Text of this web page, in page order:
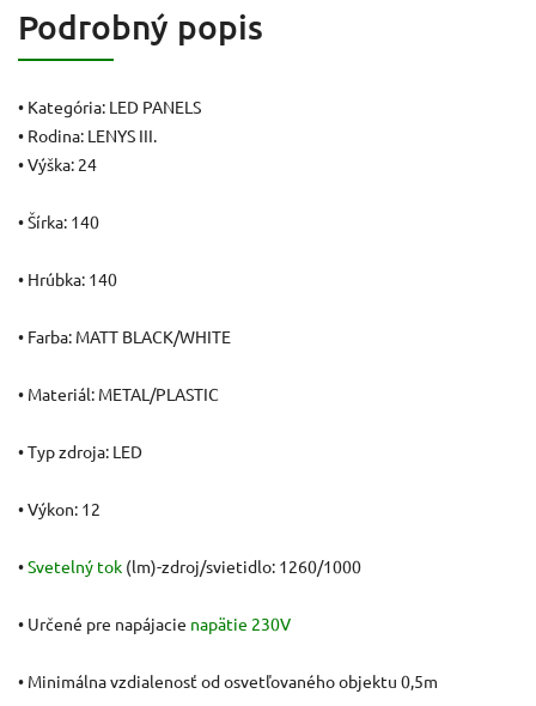
Podrobný popis
• Kategória: LED PANELS
• Rodina: LENYS III.
• Výška: 24
• Šírka: 140
• Hrúbka: 140
• Farba: MATT BLACK/WHITE
• Materiál: METAL/PLASTIC
• Typ zdroja: LED
• Výkon: 12
•Svetelný tok (lm)-zdroj/svietidlo: 1260/1000
• Určené pre napájacie napätie 230V
• Minimálna vzdialenosť od osvetľovaného objektu 0,5m